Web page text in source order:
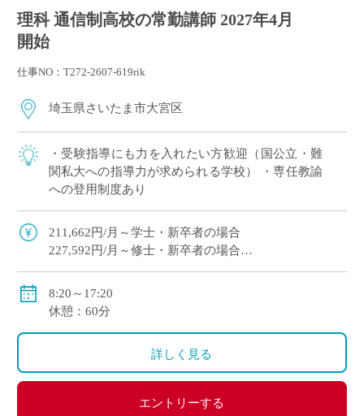
理科 通信制高校の常勤講師 2027年4月
開始
仕事NO：T272-2607-619rik
埼玉県さいたま市大宮区
・受験指導にも力を入れたい方歓迎（国公立・難
関私大への指導力が求められる学校） ・専任教諭
への登用制度あり
211,662円/月～学士・新卒者の場合
227,592円/月～修士・新卒者の場合
●その他手当：扶養手当・職務手当・役職手当
●保険等：私学共済、労災保険、雇用保険
8:20～17:20
休憩：60分
詳しく見る
エントリーする